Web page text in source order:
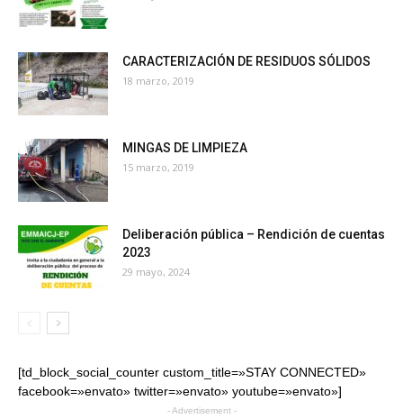
CARACTERIZACIÓN DE RESIDUOS SÓLIDOS
18 marzo, 2019
MINGAS DE LIMPIEZA
15 marzo, 2019
Deliberación pública – Rendición de cuentas
2023
29 mayo, 2024
[td_block_social_counter custom_title=»STAY CONNECTED»
facebook=»envato» twitter=»envato» youtube=»envato»]
- Advertisement -